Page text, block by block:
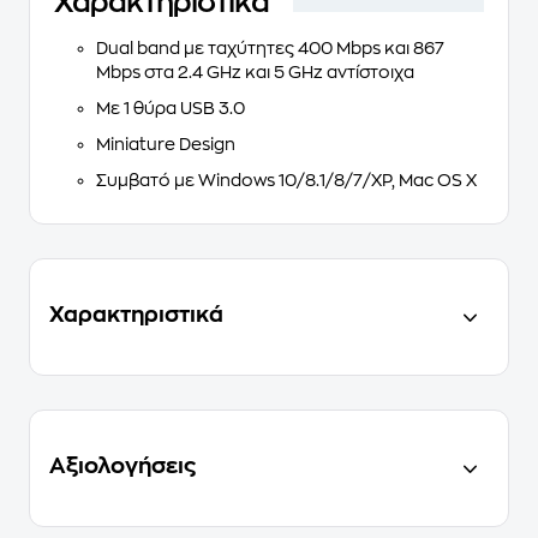
Dual band με ταχύτητες 400 Mbps και 867
Mbps στα 2.4 GHz και 5 GHz αντίστοιχα
Με 1 θύρα USB 3.0
Miniature Design
Συμβατό με Windows 10/8.1/8/7/XP, Mac OS X
Χαρακτηριστικά
Αξιολογήσεις